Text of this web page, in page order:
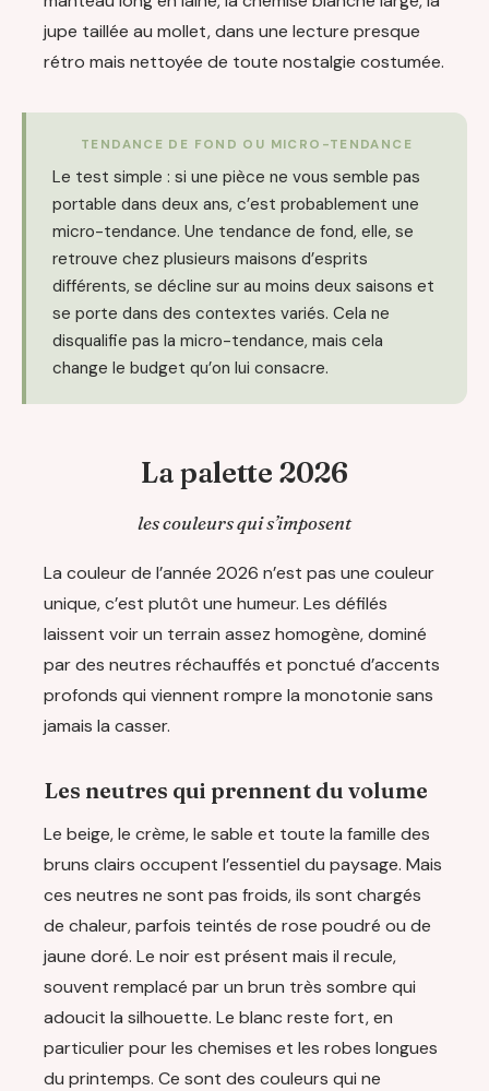
jupe taillée au mollet, dans une lecture presque
rétro mais nettoyée de toute nostalgie costumée.
TENDANCE DE FOND OU MICRO-TENDANCE
Le test simple : si une pièce ne vous semble pas
portable dans deux ans, c’est probablement une
micro-tendance. Une tendance de fond, elle, se
retrouve chez plusieurs maisons d’esprits
différents, se décline sur au moins deux saisons et
se porte dans des contextes variés. Cela ne
disqualifie pas la micro-tendance, mais cela
change le budget qu’on lui consacre.
La palette 2026
les couleurs qui s’imposent
La couleur de l’année 2026 n’est pas une couleur
unique, c’est plutôt une humeur. Les défilés
laissent voir un terrain assez homogène, dominé
par des neutres réchauffés et ponctué d’accents
profonds qui viennent rompre la monotonie sans
jamais la casser.
Les neutres qui prennent du volume
Le beige, le crème, le sable et toute la famille des
bruns clairs occupent l’essentiel du paysage. Mais
ces neutres ne sont pas froids, ils sont chargés
de chaleur, parfois teintés de rose poudré ou de
jaune doré. Le noir est présent mais il recule,
souvent remplacé par un brun très sombre qui
adoucit la silhouette. Le blanc reste fort, en
particulier pour les chemises et les robes longues
du printemps. Ce sont des couleurs qui ne